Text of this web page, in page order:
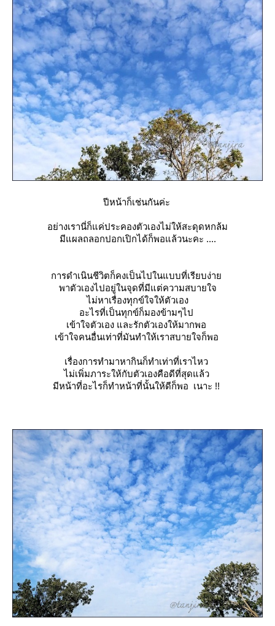
ปีหน้าก็เช่นกันค่ะ
อย่างเรานี่ก็แค่ประคองตัวเองไม่ให้สะดุดหกล้ม
มีแผลถลอกปอกเปิกได้ก็พอแล้วนะคะ ....
การดำเนินชีวิตก็คงเป็นไปในแบบที่เรียบง่า
พาตัวเองไปอยู่ในจุดที่มีแต่ความสบายใจ
ไม่หาเรื่องทุกข์ใจให้ตัวเอง
อะไรที่เป็นทุกข์ก็มองข้ามๆไป
เข้าใจตัวเอง และรักตัวเองให้มากพอ
เข้าใจคนอื่นเท่าที่มันทำให้เราสบายใจก็พอ
เรื่องการทำมาหากินก็ทำเท่าที่เราไหว
ไม่เพิ่มภาระให้กับตัวเองคือดีที่สุดแล้ว
มีหน้าที่อะไรก็ทำหน้าที่นั้นให้ดีก็พอ เนาะ !!